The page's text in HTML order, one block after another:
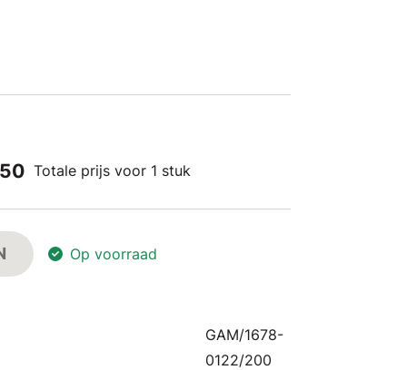
Totale prijs voor 1 stuk
Op voorraad
GAM/1678-
0122/200